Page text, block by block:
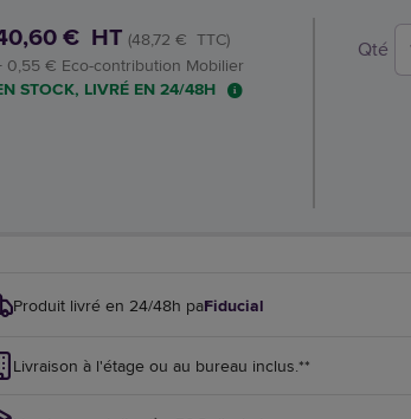
€ HT (48,72 € TTC)
0,55 € Eco-contribution Mobilier
STOCK, LIVRÉ EN 24/48H
Qté
Produit livré en 24/48h parFiducial
Livraison à l'étage ou au bureau inclus.**